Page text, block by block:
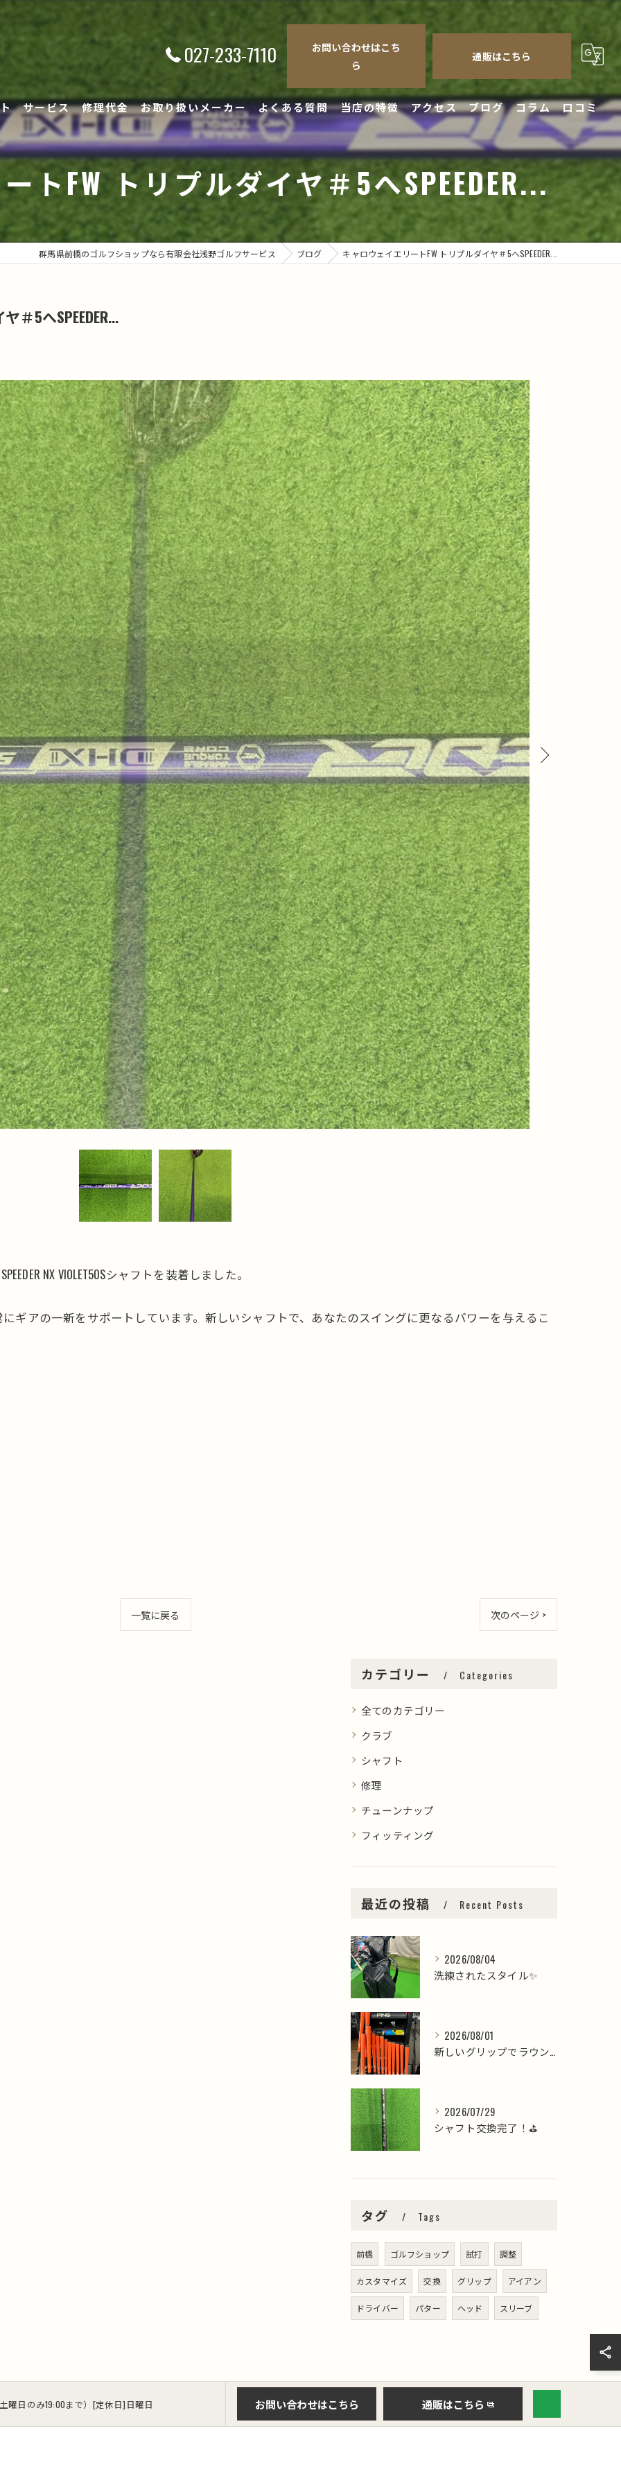
027-233-7110
お問い合わせはこち
ら
通販はこちら
サービス 修理代金 お取り扱いメーカー よくある質問 当店の特徴
クラブ
シャフト
修理
チューンナップ
アクセス ブログ コラム 口コミ
トFW トリプルダイヤ＃5へSPEEDER...
群馬県前橋のゴルフショップなら有限会社浅野ゴルフサービス ブログ キャロウェイエリートFW トリプルダイヤ＃5へSPEEDER...
＃5へSPEEDER...
NX VIOLET50Sシャフトを装着しました。
ギアの一新をサポートしています。新しいシャフトで、あなたのスイングに更なるパワーを与えるこ
一覧に戻る 次のページ >
カテゴリー Categories
全てのカテゴリー
クラブ
シャフト
修理
チューンナップ
フィッティング
最近の投稿 Recent Posts
2026/08/04
洗練されたスタイル✨
2026/08/01
新しいグリップでラウンドを楽しみましょう⛳️
2026/07/29
シャフト交換完了！⛳️
タグ Tags
前橋 ゴルフショップ 試打 調整
カスタマイズ 交換 グリップ アイアン
ドライバー パター ヘッド スリーブ
曜日のみ19:00まで）[定休日]日曜日 お問い合わせはこちら 通販はこちら